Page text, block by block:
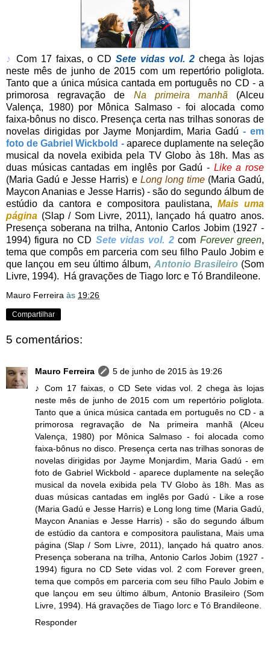
♪ Com 17 faixas, o CD Sete vidas vol. 2chega às lojas
neste mês de junho de 2015 com um repertório poliglota.
Tanto que a única música cantada em português no CD - a
primorosa regravação de Na primeira manhã(Alceu
Valença, 1980) por Mônica Salmaso - foi alocada como
faixa-bônus no disco. Presença certa nas trilhas sonoras de
novelas dirigidas por Jayme Monjardim, Maria Gadú- em
foto de Gabriel Wickbold -aparece duplamente na seleção
musical da novela exibida pela TV Globo às 18h. Mas as
duas músicas cantadas em inglês por Gadú - Like a rose
(Maria Gadú e Jesse Harris) e Long long time(Maria Gadú,
Maycon Ananias e Jesse Harris) - são do segundo álbum de
estúdio da cantora e compositora paulistana, Mais uma
página (Slap / Som Livre, 2011), lançado há quatro anos.
Presença soberana na trilha, Antonio Carlos Jobim (1927 -
1994) figura no CD Sete vidas vol. 2com Forever green,
tema que compôs em parceria com seu filho Paulo Jobim e
que lançou em seu último álbum, Antonio Brasileiro(Som
Livre, 1994). Há gravações de Tiago Iorc e Tó Brandileone.
Mauro Ferreira às 19:26
Compartilhar
5 comentários:
Mauro Ferreira
5 de junho de 2015 às 19:26
♪ Com 17 faixas, o CD Sete vidas vol. 2 chega às lojas
neste mês de junho de 2015 com um repertório poliglota.
Tanto que a única música cantada em português no CD - a
primorosa regravação de Na primeira manhã (Alceu
Valença, 1980) por Mônica Salmaso - foi alocada como
faixa-bônus no disco. Presença certa nas trilhas sonoras de
novelas dirigidas por Jayme Monjardim, Maria Gadú - em
foto de Gabriel Wickbold - aparece duplamente na seleção
musical da novela exibida pela TV Globo às 18h. Mas as
duas músicas cantadas em inglês por Gadú - Like a rose
(Maria Gadú e Jesse Harris) e Long long time (Maria Gadú,
Maycon Ananias e Jesse Harris) - são do segundo álbum
de estúdio da cantora e compositora paulistana, Mais uma
página (Slap / Som Livre, 2011), lançado há quatro anos.
Presença soberana na trilha, Antonio Carlos Jobim (1927 -
1994) figura no CD Sete vidas vol. 2 com Forever green,
tema que compôs em parceria com seu filho Paulo Jobim e
que lançou em seu último álbum, Antonio Brasileiro (Som
Livre, 1994). Há gravações de Tiago Iorc e Tó Brandileone.
Responder